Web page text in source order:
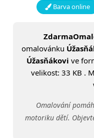
Barva online
omalovánku
Úžasňákovi ve
velikost: 33 KB .
Omalování
motoriku dětí.